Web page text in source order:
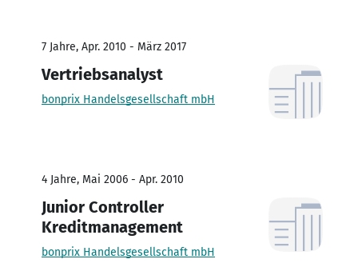
7 Jahre, Apr. 2010 - März 2017
Vertriebsanalyst
bonprix Handelsgesellschaft mbH
4 Jahre, Mai 2006 - Apr. 2010
Junior Controller
Kreditmanagement
bonprix Handelsgesellschaft mbH